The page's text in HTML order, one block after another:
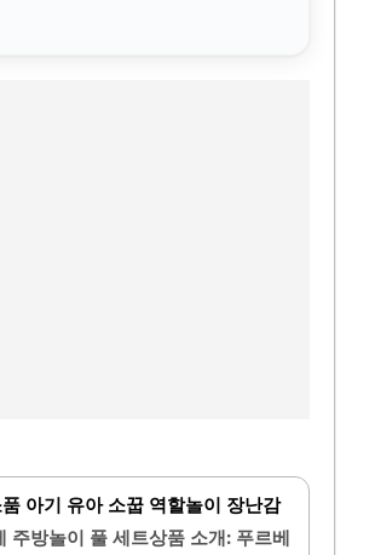
아기 유아 소꿉 역할놀이 장난감
주방놀이 풀 세트상품 소개: 푸르베